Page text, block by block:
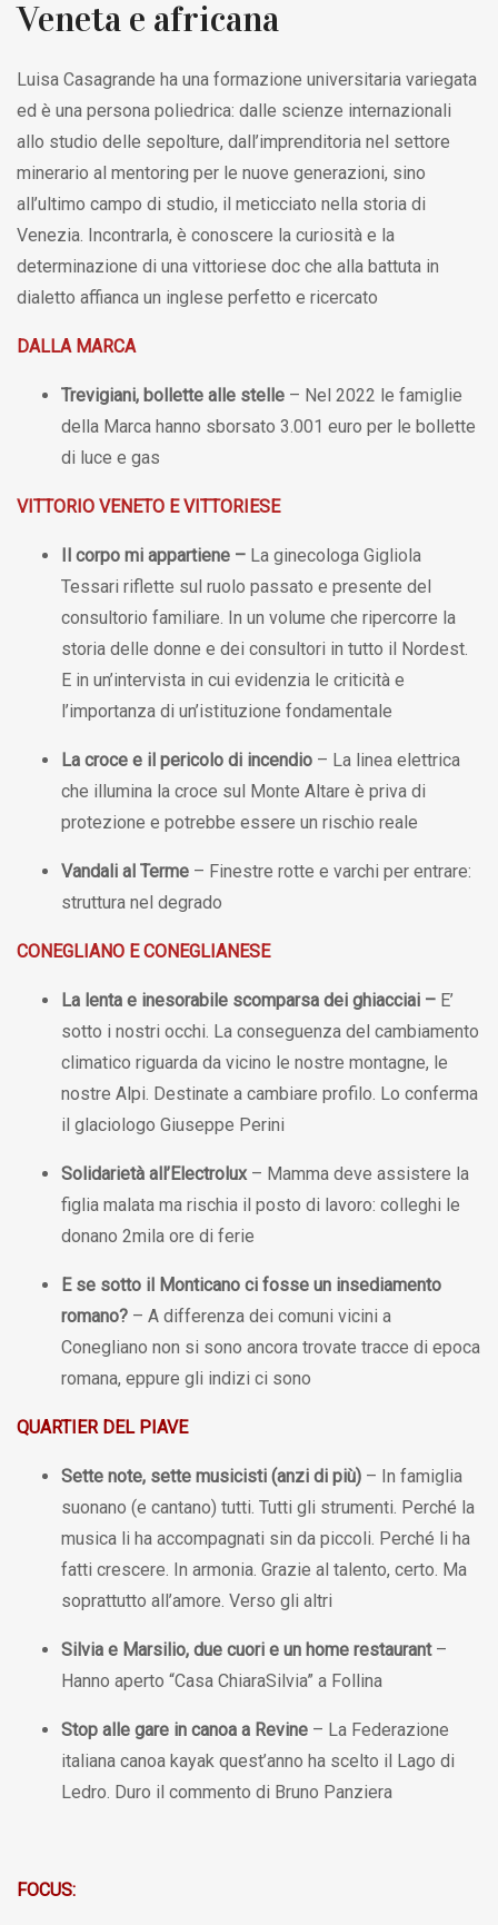
Veneta e africana
Luisa Casagrande ha una formazione universitaria variegata
ed è una persona poliedrica: dalle scienze internazionali
allo studio delle sepolture, dall’imprenditoria nel settore
minerario al mentoring per le nuove generazioni, sino
all’ultimo campo di studio, il meticciato nella storia di
Venezia. Incontrarla, è conoscere la curiosità e la
determinazione di una vittoriese doc che alla battuta in
dialetto affianca un inglese perfetto e ricercato
DALLA MARCA
Trevigiani, bollette alle stelle – Nel 2022 le famiglie
della Marca hanno sborsato 3.001 euro per le bollette
di luce e gas
VITTORIO VENETO E VITTORIESE
Il corpo mi appartiene – La ginecologa Gigliola
Tessari riflette sul ruolo passato e presente del
consultorio familiare. In un volume che ripercorre la
storia delle donne e dei consultori in tutto il Nordest.
E in un’intervista in cui evidenzia le criticità e
l’importanza di un’istituzione fondamentale
La croce e il pericolo di incendio – La linea elettrica
che illumina la croce sul Monte Altare è priva di
protezione e potrebbe essere un rischio reale
Vandali al Terme – Finestre rotte e varchi per entrare:
struttura nel degrado
CONEGLIANO E CONEGLIANESE
La lenta e inesorabile scomparsa dei ghiacciai – E’
sotto i nostri occhi. La conseguenza del cambiamento
climatico riguarda da vicino le nostre montagne, le
nostre Alpi. Destinate a cambiare profilo. Lo conferma
il glaciologo Giuseppe Perini
Solidarietà all’Electrolux– Mamma deve assistere la
figlia malata ma rischia il posto di lavoro: colleghi le
donano 2mila ore di ferie
E se sotto il Monticano ci fosse un insediamento
romano? – A differenza dei comuni vicini a
Conegliano non si sono ancora trovate tracce di epoca
romana, eppure gli indizi ci sono
QUARTIER DEL PIAVE
Sette note, sette musicisti (anzi di più) – In famiglia
suonano (e cantano) tutti. Tutti gli strumenti. Perché la
musica li ha accompagnati sin da piccoli. Perché li ha
fatti crescere. In armonia. Grazie al talento, certo. Ma
soprattutto all’amore. Verso gli altri
Silvia e Marsilio, due cuori e un home restaurant–
Hanno aperto “Casa ChiaraSilvia” a Follina
Stop alle gare in canoa a Revine – La Federazione
italiana canoa kayak quest’anno ha scelto il Lago di
Ledro. Duro il commento di Bruno Panziera
FOCUS: